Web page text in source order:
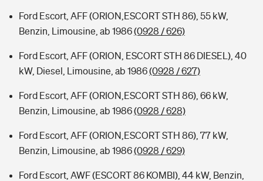
Ford Escort, AFF (ORION,ESCORT STH 86), 55 kW,
Benzin, Limousine, ab 1986(0928 / 626)
Ford Escort, AFF (ORION, ESCORT STH 86 DIESEL), 40
kW, Diesel, Limousine, ab 1986(0928 / 627)
Ford Escort, AFF (ORION,ESCORT STH 86), 66 kW,
Benzin, Limousine, ab 1986(0928 / 628)
Ford Escort, AFF (ORION,ESCORT STH 86), 77 kW,
Benzin, Limousine, ab 1986(0928 / 629)
Ford Escort, AWF (ESCORT 86 KOMBI), 44 kW, Benzin,